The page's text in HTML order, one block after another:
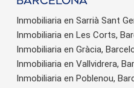
Inmobiliaria en Sarrià Sant
Inmobiliaria en Les Corts,
Inmobiliaria en Gràcia,
Inmobiliaria en Vallvidrera,
Inmobiliaria en Poblenou,